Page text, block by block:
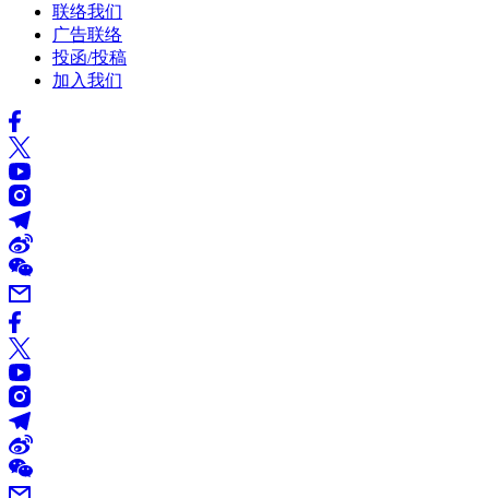
联络我们
广告联络
投函/投稿
加入我们